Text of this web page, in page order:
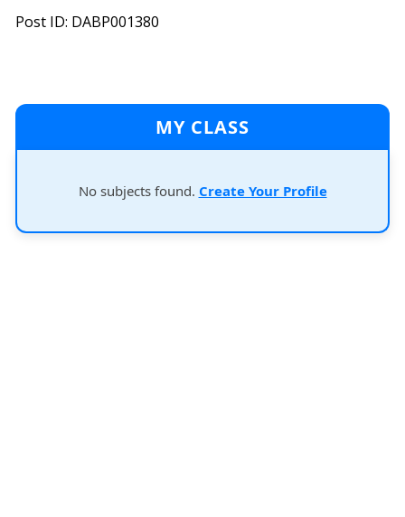
Post ID: DABP001380
MY CLASS
No subjects found. Create Your Profile